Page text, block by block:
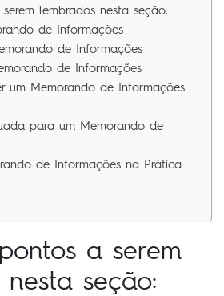
lembrados nesta seção:
de Informações
de Informações
de Informações
um Memorando de Informações
para um Memorando de
de Informações na Prática
a serem
seção: